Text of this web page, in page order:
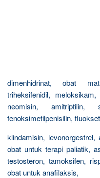
dimenhidrinat, obat
triheksifenidil,
neomisin, amitriptilin,
fenoksimetilpenisilin,
klindamisin, levonorgestrel,
obat untuk terapi paliatik,
testosteron, tamoksifen,
obat untuk anafilaksis,